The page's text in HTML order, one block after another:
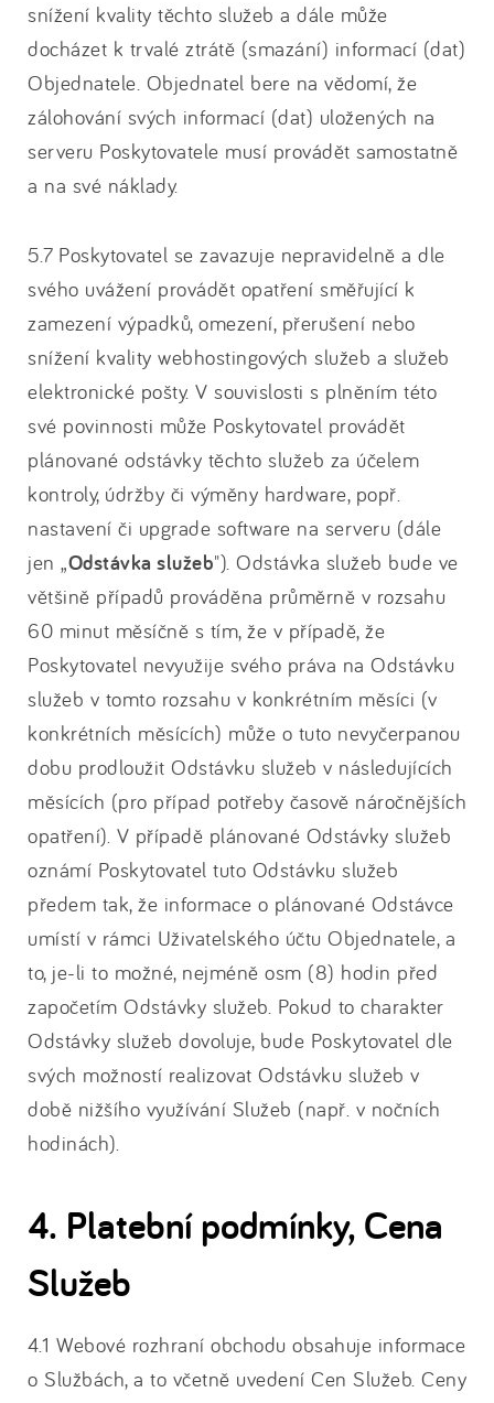
snížení kvality těchto služeb a dále může
docházet k trvalé ztrátě (smazání) informací (dat)
Objednatele. Objednatel bere na vědomí, že
zálohování svých informací (dat) uložených na
serveru Poskytovatele musí provádět samostatně
a na své náklady.
5.7 Poskytovatel se zavazuje nepravidelně a dle
svého uvážení provádět opatření směřující k
zamezení výpadků, omezení, přerušení nebo
snížení kvality webhostingových služeb a služeb
elektronické pošty. V souvislosti s plněním této
své povinnosti může Poskytovatel provádět
plánované odstávky těchto služeb za účelem
kontroly, údržby či výměny hardware, popř.
nastavení či upgrade software na serveru (dále
jen „Odstávka služeb"). Odstávka služeb bude ve
většině případů prováděna průměrně v rozsahu
60 minut měsíčně s tím, že v případě, že
Poskytovatel nevyužije svého práva na Odstávku
služeb v tomto rozsahu v konkrétním měsíci (v
konkrétních měsících) může o tuto nevyčerpanou
dobu prodloužit Odstávku služeb v následujících
měsících (pro případ potřeby časově náročnějších
opatření). V případě plánované Odstávky služeb
oznámí Poskytovatel tuto Odstávku služeb
předem tak, že informace o plánované Odstávce
umístí v rámci Uživatelského účtu Objednatele, a
to, je-li to možné, nejméně osm (8) hodin před
započetím Odstávky služeb. Pokud to charakter
Odstávky služeb dovoluje, bude Poskytovatel dle
svých možností realizovat Odstávku služeb v
době nižšího využívání Služeb (např. v nočních
hodinách).
4. Platební podmínky, Cena
Služeb
4.1 Webové rozhraní obchodu obsahuje informace
o Službách, a to včetně uvedení Cen Služeb. Ceny